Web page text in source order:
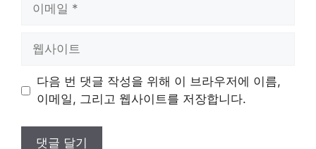
트
다음 번 댓글 작성을 위해 이 브라우저에 이름,
이메일, 그리고 웹사이트를 저장합니다.